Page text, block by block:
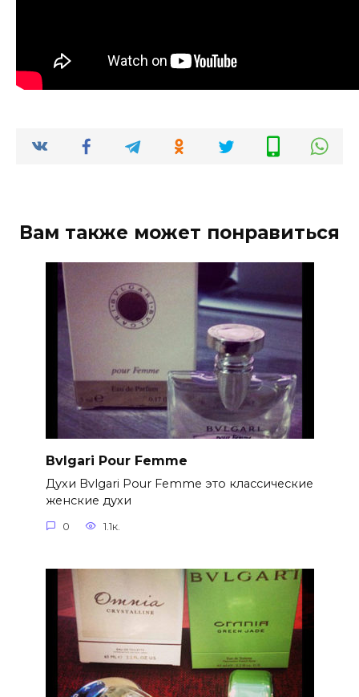
Вам также может понравиться
Bvlgari Pour Femme
Духи Bvlgari Pour Femme это классические
женские духи
0 1.1к.